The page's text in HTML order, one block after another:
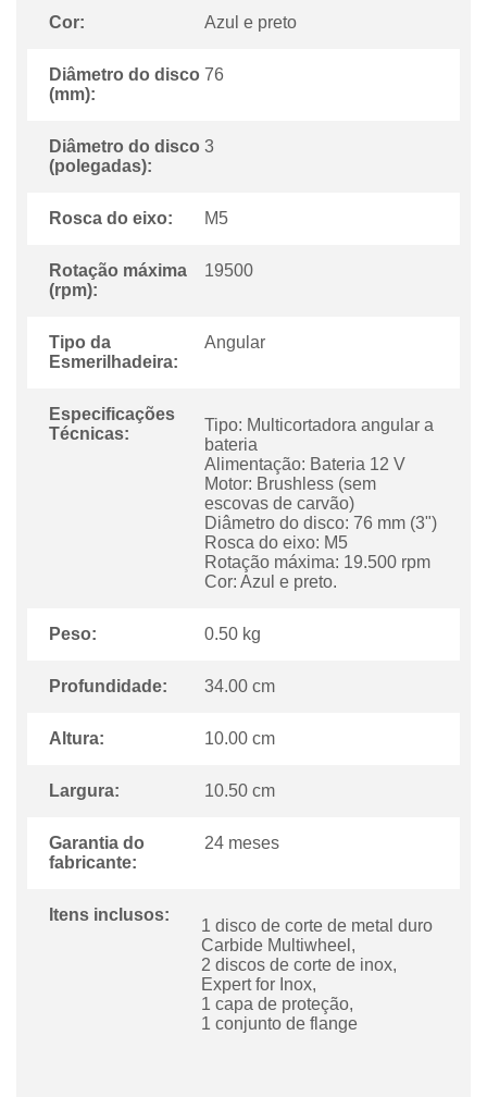
Cor: Azul e preto
Diâmetro do disco
(mm):
76
Diâmetro do disco
(polegadas):
3
Rosca do eixo: M5
Rotação máxima
(rpm):
19500
Tipo da
Esmerilhadeira:
Angular
Especificações
Técnicas:
Tipo: Multicortadora angular a
bateria
Alimentação: Bateria 12 V
Motor: Brushless (sem
escovas de carvão)
Diâmetro do disco: 76 mm (3")
Rosca do eixo: M5
Rotação máxima: 19.500 rpm
Cor: Azul e preto.
Peso: 0.50 kg
Profundidade: 34.00 cm
Altura: 10.00 cm
Largura: 10.50 cm
Garantia do
fabricante:
24 meses
Itens inclusos:
1 disco de corte de metal duro
Carbide Multiwheel,
2 discos de corte de inox,
Expert for Inox,
1 capa de proteção,
1 conjunto de flange